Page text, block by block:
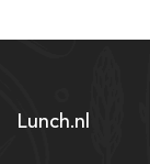
Lunch.nl